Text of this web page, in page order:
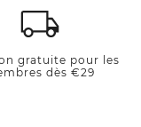
gratuite pour les
dès €29